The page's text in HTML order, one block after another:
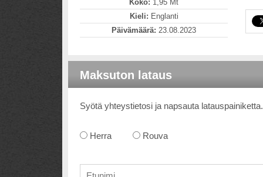
Koko: 1,95 Mt
Kieli: Englanti
Päivämäärä: 23.08.2023
Maksuton lataus
Syötä yhteystietosi ja napsauta
Herra Rouva